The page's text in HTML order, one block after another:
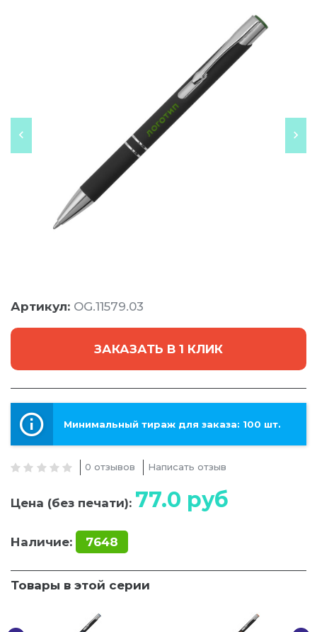
Артикул: OG.11579.03
ЗАКАЗАТЬ В 1 КЛИК
Минимальный тираж для заказа: 100 шт.
0 отзывов Написать отзыв
Цена (без печати): 77.0 руб
Наличие: 7648
Товары в этой серии